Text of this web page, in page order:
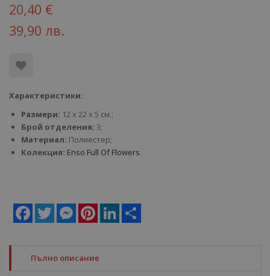
20,40 €
39,90 лв.
Характеристики:
Размери: 12 x 22 x 5 см.;
Брой отделения: 3;
Материал: Полиестер;
Колекция: Enso Full Of Flowers.
Facebook
Twitter MessengerPinterestLinkedIn
Пълно описание